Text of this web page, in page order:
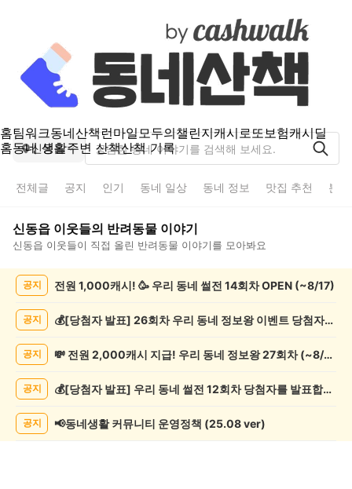
홈팀워크동네산책런마일모두의챌린지캐시로또보험캐시딜
홈동네 생활주변 산책산책 기록
신동읍
전체글 공지 인기 동네 일상 동네 정보 맛집 추천 분
신동읍 이웃들의 반려동물 이야기
신동읍 이웃들이 직접 올린 반려동물 이야기를 모아봐요
록
공지 전원 1,000캐시! 🥳 우리 동네 썰전 14회차 OPEN (~8/17)
공지 💰[당첨자 발표] 26회차 우리 동네 정보왕 이벤트 당첨자를 발표합니다!
공지 💸 전원 2,000캐시 지급! 우리 동네 정보왕 27회차 (~8/10)
공지 💰[당첨자 발표] 우리 동네 썰전 12회차 당첨자를 발표합니다!
공지 📢동네생활 커뮤니티 운영정책 (25.08 ver)